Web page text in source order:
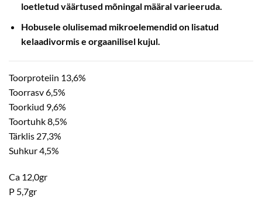
loetletud väärtused mõningal määral varieeruda.
Hobusele olulisemad mikroelemendid on lisatud
kelaadivormis e orgaanilisel kujul.
Toorproteiin 13,6%
Toorrasv 6,5%
Toorkiud 9,6%
Toortuhk 8,5%
Tärklis 27,3%
Suhkur 4,5%
Ca 12,0gr
P 5,7gr